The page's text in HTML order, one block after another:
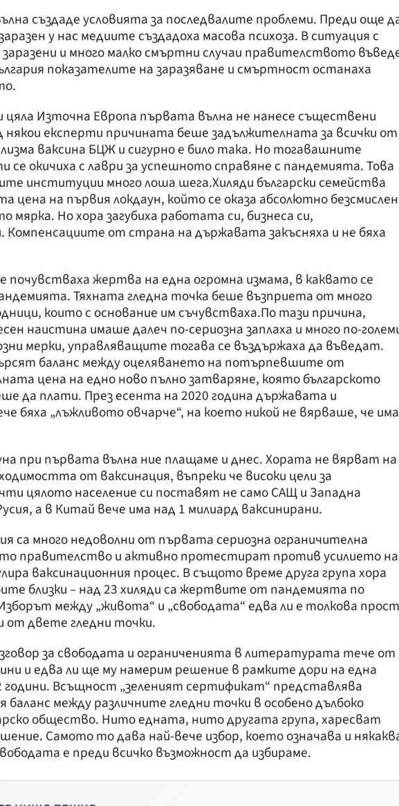
създаде условията за последвалите проблеми. Преди още
у нас медиите създадоха масова психоза. В ситуация с
и много малко смъртни случаи правителството
показателите на заразяване и смъртност останаха
Източна Европа първата вълна не нанесе съществени
някои експерти причината беше задължителната за всички от
ваксина БЦЖ и сигурно е било така. Но тогавашните
се окичиха с лаври за успешното справяне с пандемията. Това
институции много лоша шега.Хиляди български семейства
цена на първия локдаун, който се оказа абсолютно безсмислен
мярка. Но хора загубиха работата си, бизнеса си,
Компенсациите от страна на държавата закъсняха и не бяха
почувстваха жертва на една огромна измама, в каквато се
Тяхната гледна точка беше възприета от много
които с основание им съчувстваха.По тази причина,
наистина имаше далеч по-сериозна заплаха и много по-
мерки, управляващите тогава се въздържаха да въведат.
баланс между оцеляването на потърпевшите от
цена на едно ново пълно затваряне, която българското
да плати. През есента на 2020 година държавата и
бяха „лъжливото овчарче“, на което никой не вярваше, че има
при първата вълна ние плащаме и днес. Хората не вярват на
от ваксинация, въпреки че високи цели за
цялото население си поставят не само САЩ и Западна
а в Китай вече има над 1 милиард ваксинирани.
са много недоволни от първата сериозна ограничителна
правителство и активно протестират против усилието на
ваксинационния процес. В същото време друга група хора
близки – над 23 хиляди са жертвите от пандемията по
между „живота“ и „свободата“ едва ли е толкова
от двете гледни точки.
за свободата и ограниченията в литературата тече от
и едва ли ще му намерим решение в рамките дори на една
години. Всъщност „зеленият сертификат“ представлява
между различните гледни точки в особено дълбоко
общество. Нито едната, нито другата група, харесват
Самото то дава най-вече избор, което означава и
е преди всичко възможност да избираме.